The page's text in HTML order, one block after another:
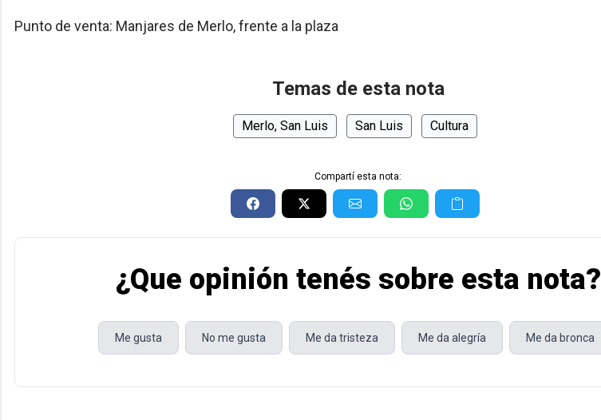
Punto de venta: Manjares de Merlo, frente a la plaza
Temas de esta nota
Merlo, San Luis San Luis Cultura
Compartí esta nota:
¿Que opinión tenés sobre esta nota?
Me gusta No me gusta Me da tristeza Me da alegría Me da bronca